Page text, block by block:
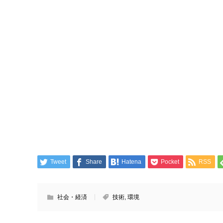
Tweet Share Hatena Pocket RSS
社会・経済 技術, 環境